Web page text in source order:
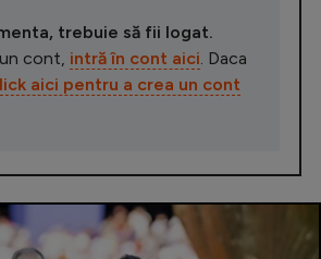
trebuie să fii logat.
cont, intră în cont aici . Daca
aici pentru a crea un cont